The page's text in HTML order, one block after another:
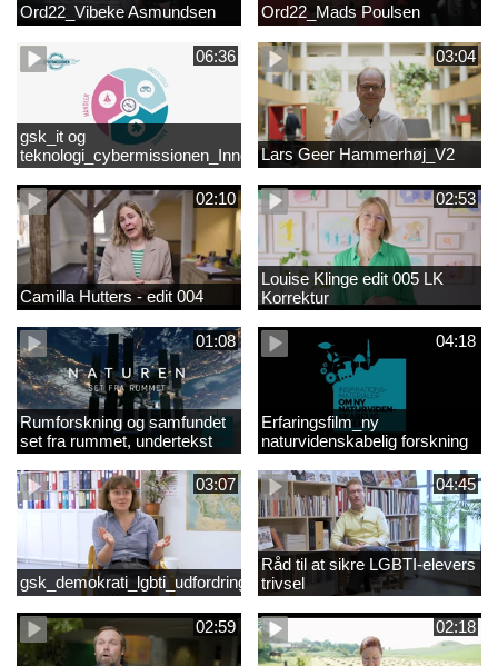
Ord22_Vibeke Asmundsen Ord22_Mads Poulsen
06:36
gsk_it og
teknologi_cybermissionen_Innovationscirklen
03:04
Lars Geer Hammerhøj_V2
02:10
Camilla Hutters - edit 004
02:53
Louise Klinge edit 005 LK
Korrektur
01:08
Rumforskning og samfundet
set fra rummet, undertekst
04:18
Erfaringsfilm_ny
naturvidenskabelig forskning
03:07
gsk_demokrati_lgbti_udfordringer
04:45
Råd til at sikre LGBTI-elevers
trivsel
02:59 02:18